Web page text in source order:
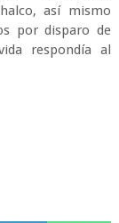
así mismo
por disparo de
respondía al